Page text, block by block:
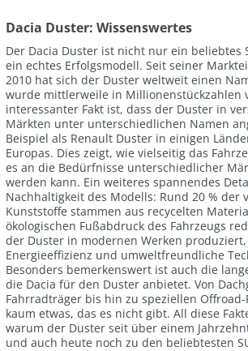
Dacia Duster: Wissenswertes
Der Dacia Duster ist nicht nur ein beliebtes
ein echtes Erfolgsmodell. Seit seiner
2010 hat sich der Duster weltweit einen
wurde mittlerweile in Millionenstückzahlen
interessanter Fakt ist, dass der Duster in
Märkten unter unterschiedlichen Namen
Beispiel als Renault Duster in einigen
Europas. Dies zeigt, wie vielseitig das
es an die Bedürfnisse unterschiedlicher
werden kann. Ein weiteres spannendes
Nachhaltigkeit des Modells: Rund 20 % der
Kunststoffe stammen aus recycelten
ökologischen Fußabdruck des Fahrzeugs
der Duster in modernen Werken
Energieeffizienz und umweltfreundliche
Besonders bemerkenswert ist auch die
die Dacia für den Duster anbietet. Von
Fahrradträger bis hin zu speziellen Offroad-
kaum etwas, das es nicht gibt. All diese
warum der Duster seit über einem
und auch heute noch zu den beliebtesten